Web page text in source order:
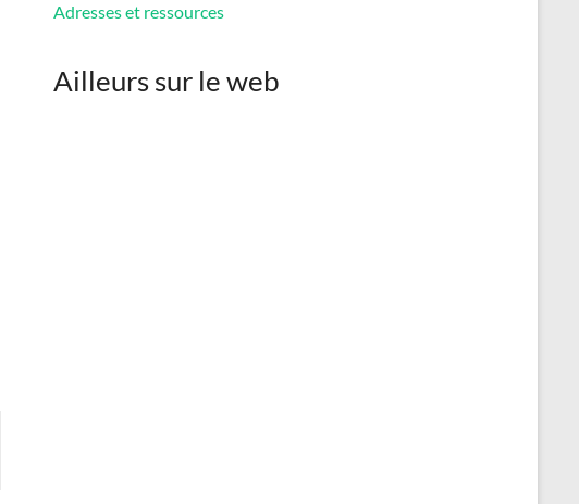
Adresses et ressources
Ailleurs sur le web